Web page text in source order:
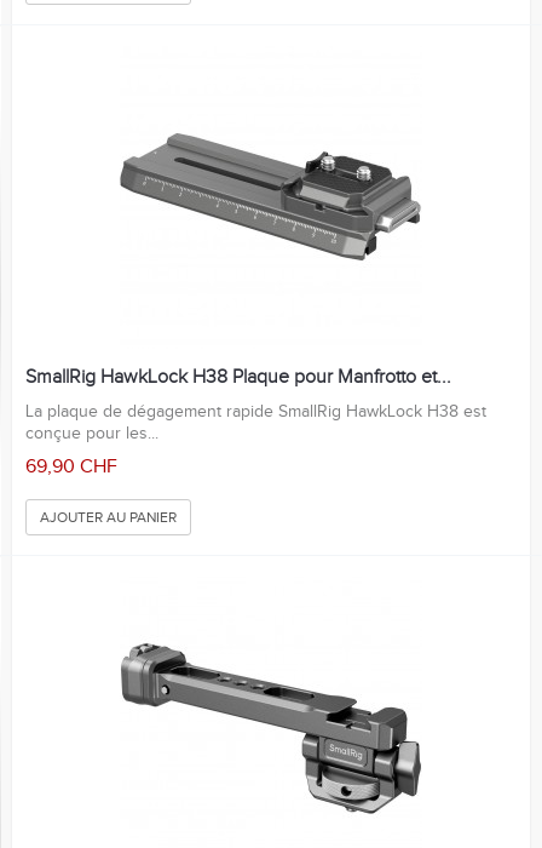
SmallRig HawkLock H38 Plaque pour Manfrotto et...
La plaque de dégagement rapide SmallRig HawkLock H38 est
conçue pour les...
69,90 CHF
AJOUTER AU PANIER